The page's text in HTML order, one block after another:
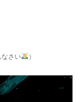
なさい ）